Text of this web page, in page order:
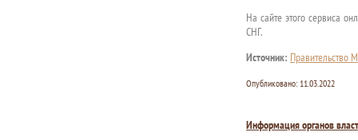
На сайте этого сервиса
СНГ.
Источник: Правительство
Опубликовано: 11.03.2022
Информация органов